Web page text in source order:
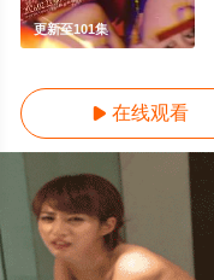
更新至101集
 在线观看